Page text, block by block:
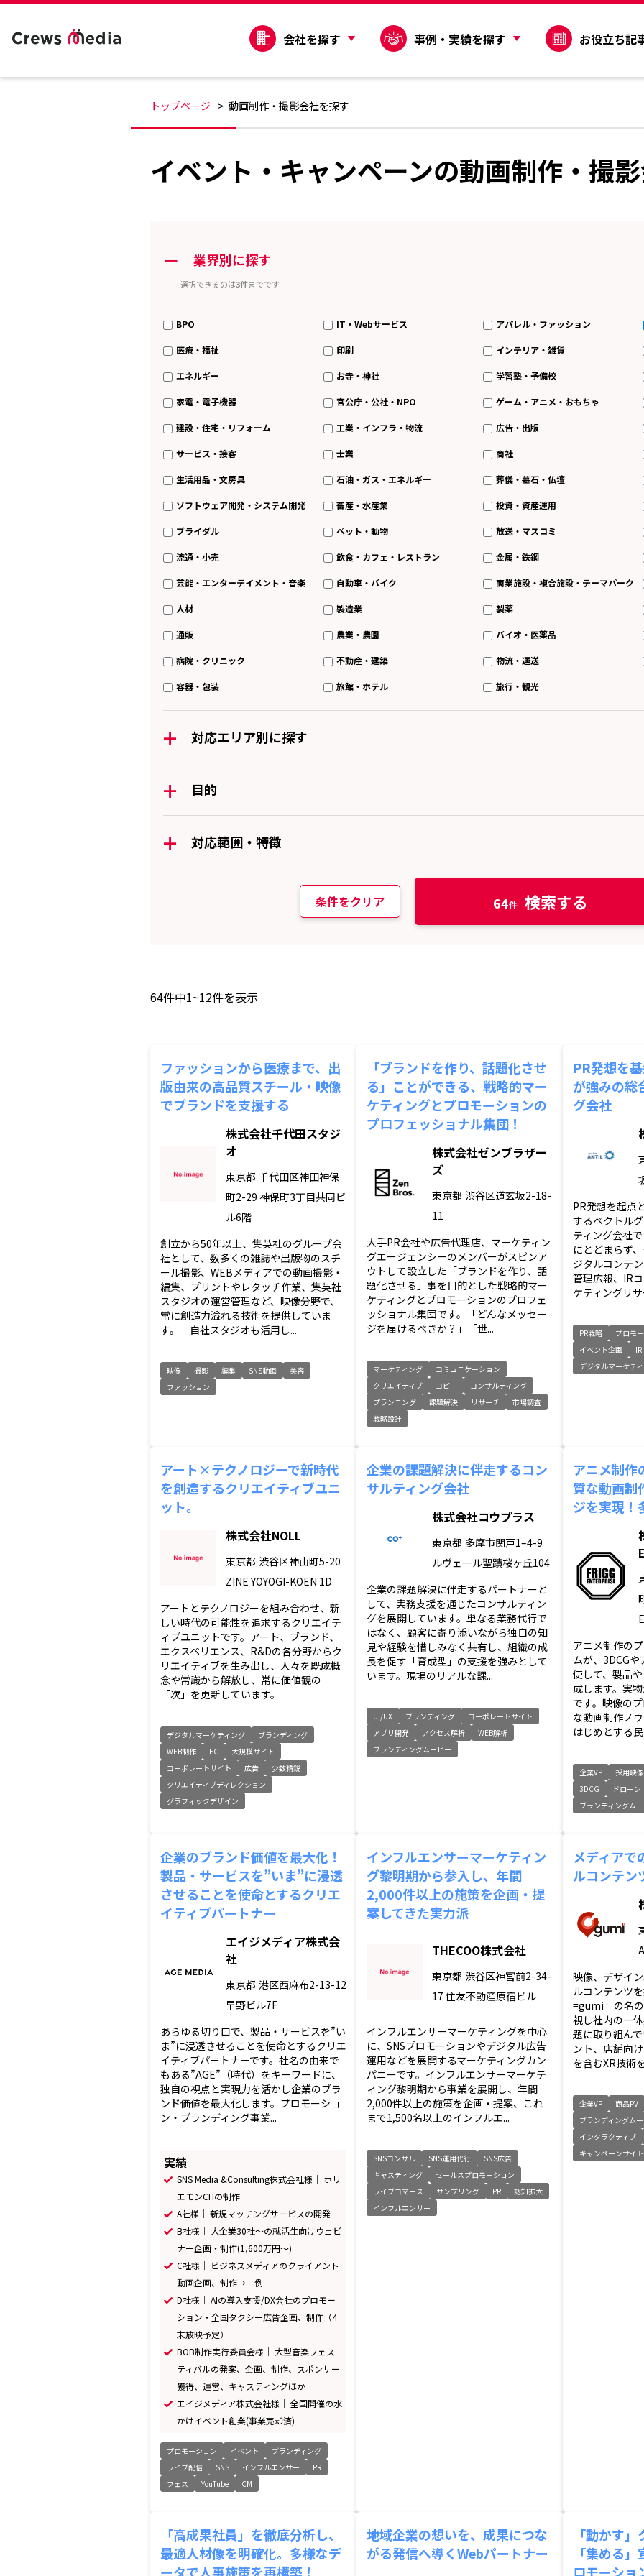
会社を探す 事例・実績を探す お役立ち記
トップページ 動画制作・撮影会社を探す
イベント・キャンペーンの動画制作・撮
ー 業界別に探す
選択できるのは3件までです
BPO IT・Webサービス アパレル・ファッション
医療・福祉 印刷 インテリア・雑貨
エネルギー お寺・神社 学習塾・予備校
家電・電子機器 官公庁・公社・NPO ゲーム・アニメ・おもちゃ
建設・住宅・リフォーム 工業・インフラ・物流 広告・出版
サービス・接客 士業 商社
生活用品・文房具 石油・ガス・エネルギー 葬儀・墓石・仏壇
ソフトウェア開発・システム開発 畜産・水産業 投資・資産運用
ブライダル ペット・動物 放送・マスコミ
流通・小売 飲食・カフェ・レストラン 金属・鉄鋼
芸能・エンターテイメント・音楽 自動車・バイク 商業施設・複合施設・テーマパーク
人材 製造業 製薬
通販 農業・農園 バイオ・医薬品
病院・クリニック 不動産・建築 物流・運送
容器・包装 旅館・ホテル 旅行・観光
+ 対応エリア別に探す
+ 目的
+ 対応範囲・特徴
条件をクリア 64 検索する
64件中1~12件を表示
ファッションから医療まで、出
版由来の高品質スチール・映像
でブランドを支援する
株式会社千代田スタジ
オ
東京都 千代田区神田神保
町2-29 神保町3丁目共同ビ
ル6階
創立から50年以上、集英社のグループ会
社として、数多くの雑誌や出版物のスチ
ール撮影、WEBメディアでの動画撮影・
編集、プリントやレタッチ作業、集英社
スタジオの運営管理など、映像分野で、
常に創造力溢れる技術を提供していま
す。 自社スタジオも活用し...
映像 撮影 編集 SNS動画
美容
ファッション
「ブランドを作り、話題化させ
る」ことができる、戦略的マー
ケティングとプロモーションの
プロフェッショナル集団！
株式会社ゼンブラザー
ズ
東京都 渋谷区道玄坂2-18-
11
大手PR会社や広告代理店、マーケティン
グエージェンシーのメンバーがスピンア
ウトして設立した「ブランドを作り、話
題化させる」事を目的とした戦略的マー
ケティングとプロモーションのプロフェ
ッショナル集団です。「どんなメッセー
ジを届けるべきか？」「世...
マーケティング
コミュニケーション
クリエイティブ
コピー
コンサルティング
プランニング
課題解決 リサーチ
市場調査
戦略設計
PR発想を
が強みの総
グ会社
PR発想を起点
するベクトル
ティング会社
にとどまらず
ジタルコンテ
管理広報、IR
ケティングリ
PR戦略
プロモ
イベント企画
IR
デジタルマーケテ
アート×テクノロジーで新時代
を創造するクリエイティブユニ
ット。
株式会社NOLL
東京都 渋谷区神山町5-20
ZINE YOYOGI-KOEN 1D
アートとテクノロジーを組み合わせ、新
しい時代の可能性を追求するクリエイテ
ィブユニットです。アート、ブランド、
エクスペリエンス、R&Dの各分野からク
リエイティブを生み出し、人々を既成概
念や常識から解放し、常に価値観の
「次」を更新しています。
デジタルマーケティング
ブランディング
WEB制作
EC
大規模サイト
コーポレートサイト
広告
少数精鋭
クリエイティブディレクション
グラフィックデザイン
企業の課題解決に伴走するコン
サルティング会社
株式会社コウプラス
東京都 多摩市関戸1–4-9
ルヴェール聖蹟桜ヶ丘104
企業の課題解決に伴走するパートナーと
して、実務支援を通じたコンサルティン
グを展開しています。単なる業務代行で
はなく、顧客に寄り添いながら独自の知
見や経験を惜しみなく共有し、組織の成
長を促す「育成型」の支援を強みとして
います。現場のリアルな課...
UI/UX ブランディング
コーポレートサイト
アプリ開発
アクセス解析
WEB解析
ブランディングムービー
アニメ制作
質な動画制
ジを実現
アニメ制作の
ムが、3DCG
使して、製品
成します。実
です。映像の
な動画制作ノ
はじめとする
企業VP
採用映像
3DCG
ドローン
ブランディングム
企業のブランド価値を最大化！
製品・サービスを”いま”に浸透
させることを使命とするクリエ
イティブパートナー
エイジメディア株式会
社
東京都 港区西麻布2-13-12
早野ビル7F
あらゆる切り口で、製品・サービスを”い
ま”に浸透させることを使命とするクリエ
イティブパートナーです。社名の由来で
もある”AGE”（時代）をキーワードに、
独自の視点と実現力を活かし企業のブラ
ンド価値を最大化します。プロモーショ
ン・ブランディング事業...
実績
SNS Media &Consulting株式会社様｜ ホリ
エモンCHの制作
A社様｜ 新規マッチングサービスの開発
B社様｜ 大企業30社〜の就活生向けウェビ
ナー企画・制作(1,600万円〜)
C社様｜ ビジネスメディアのクライアント
動画企画、制作→一例
D社様｜ AIの導入支援/DX会社のプロモー
ション・全国タクシー広告企画、制作（4
末放映予定）
BOB制作実行委員会様｜ 大型音楽フェス
ティバルの発案、企画、制作、スポンサー
獲得、運営、キャスティングほか
エイジメディア株式会社様｜ 全国開催の水
かけイベント創業(事業売却済)
プロモーション イベント
ブランディング
ライブ配信
SNS インフルエンサー
PR
フェス
YouTube CM
インフルエンサーマーケティン
グ黎明期から参入し、年間
2,000件以上の施策を企画・提
案してきた実力派
THECOO株式会社
東京都 渋谷区神宮前2-34-
17 住友不動産原宿ビル
インフルエンサーマーケティングを中心
に、SNSプロモーションやデジタル広告
運用などを展開するマーケティングカン
パニーです。インフルエンサーマーケテ
ィング黎明期から事業を展開し、年間
2,000件以上の施策を企画・提案、これ
まで1,500名以上のインフルエ...
SNSコンサル SNS運用代行
SNS広告
キャスティング
セールスプロモーション
ライブコマース
サンプリング PR
認知拡大
インフルエンサー
メディアで
ルコンテン
映像、デザイ
ルコンテンツ
=gumi」の名
視し社内の一
題に取り組ん
ント、店舗向
を含むXR技術
企業VP
商品PV
ブランディングム
インタラクティブ
キャンペーンサイト
「高成果社員」を徹底分析し、
最適人材像を明確化。多様なデ
ータで人事施策を再構築！
地域企業の想いを、成果につな
がる発信へ導くWebパートナー
「動かす
「集める
ロモーショ